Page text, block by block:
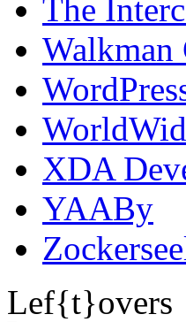
The
Walkman
XDA
YAABy
Lef{t}overs